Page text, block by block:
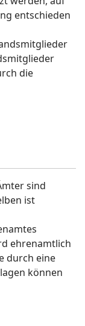
entschieden
die
sind
ist
ehrenamtlich
durch eine
können